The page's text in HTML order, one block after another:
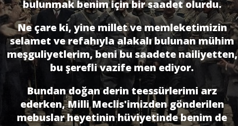
bulunmak benim için bir saadet olurdu.
Ne çare ki, yine millet ve memleketimizin
selamet ve refahıyla alakalı bulunan mühim
meşguliyetlerim, beni bu saadete nailiyetten,
bu şerefli vazife men ediyor.
Bundan doğan derin teessürlerimi arz
ederken, Milli Meclis'imizden gönderilen
mebuslar heyetinin hüviyetinde benim de